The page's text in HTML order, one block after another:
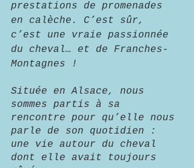
prestations de promenades
en calèche. C’est sûr,
c’est une vraie passionnée
du cheval… et de Franches-
Montagnes !
Située en Alsace, nous
sommes partis à sa
rencontre pour qu’elle nous
parle de son quotidien :
une vie autour du cheval
dont elle avait toujours